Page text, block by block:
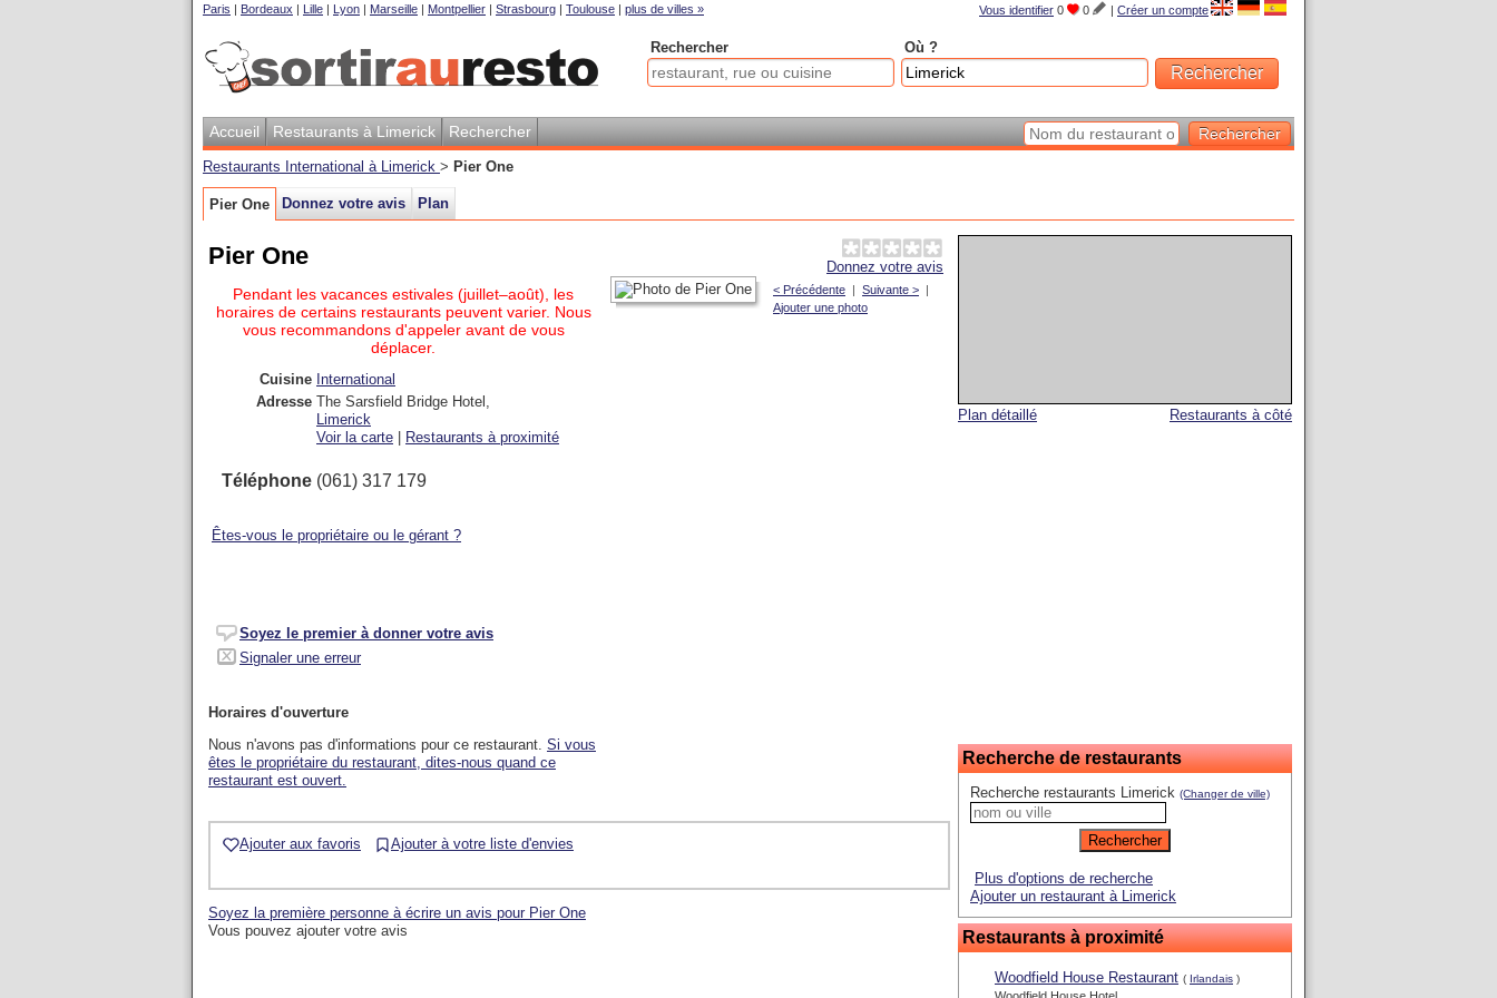
Vous identifier 0 0 | Créer un compte
Paris | Bordeaux | Lille | Lyon | Marseille | Montpellier | Strasbourg | Toulouse | plus de villes »
Rechercher Où ?
Accueil Restaurants à Limerick Rechercher
Restaurants International à Limerick > Pier One
Pier One Donnez votre avis Plan
Restaurants à côté
Plan détaillé
Recherche de restaurants
Recherche restaurants Limerick (Changer de ville)
Plus d'options de recherche
Ajouter un restaurant à Limerick
Restaurants à proximité
Woodfield House Restaurant ( Irlandais )
Donnez votre avis
Pier One
< Précédente | Suivante > |
Ajouter une photo
Pendant les vacances estivales (juillet–août), les
horaires de certains restaurants peuvent varier. Nous
vous recommandons d'appeler avant de vous
déplacer.
Cuisine International
Adresse The Sarsfield Bridge Hotel ,
Limerick
Voir la carte
Restaurants à proximité
Téléphone (061) 317 179
Êtes-vous le propriétaire ou le gérant ?
Soyez le premier à donner votre avis
Signaler une erreur
Horaires d'ouverture
Nous n'avons pas d'informations pour ce restaurant. Si vous
êtes le propriétaire du restaurant, dites-nous quand ce
restaurant est ouvert.
Ajouter aux favoris Ajouter à votre liste d'envies
Soyez la première personne à écrire un avis pour Pier One
Vous pouvez ajouter votre avis